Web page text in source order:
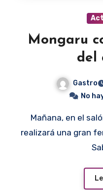
Mongaru
del
Gastro
No
Mañana, en el salón Arroyo de Textilia, se
realizará una gran